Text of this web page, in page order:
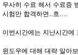
무사히 수료 해서 수료증
시험만 합격하면
..흐….
이번시간에는 지난시간에
윈도우에 대해 대략 알아